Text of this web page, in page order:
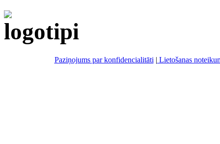
Paziņojums par konfidencialitāti | Lietošanas